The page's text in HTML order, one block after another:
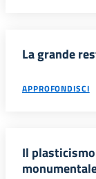
La grande
APPROFONDISCI
Il